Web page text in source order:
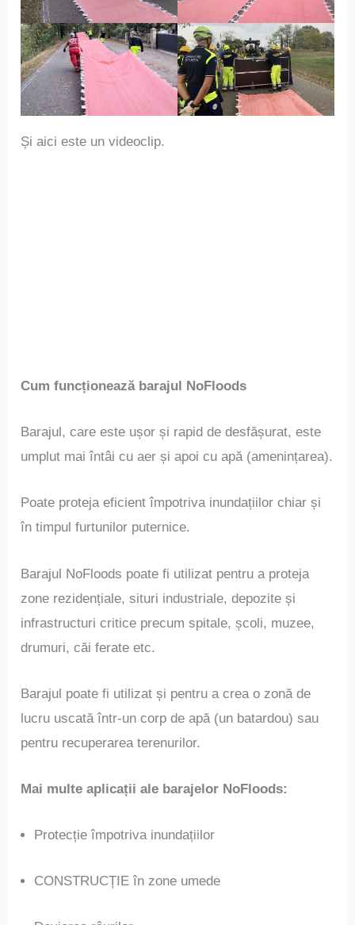
Și aici este un videoclip.
Cum funcționează barajul NoFloods
Barajul, care este ușor și rapid de desfășurat, este
umplut mai întâi cu aer și apoi cu apă (amenințarea).
Poate proteja eficient împotriva inundațiilor chiar și
în timpul furtunilor puternice.
Barajul NoFloods poate fi utilizat pentru a proteja
zone rezidențiale, situri industriale, depozite și
infrastructuri critice precum spitale, școli, muzee,
drumuri, căi ferate etc.
Barajul poate fi utilizat și pentru a crea o zonă de
lucru uscată într-un corp de apă (un batardou) sau
pentru recuperarea terenurilor.
Mai multe aplicații ale barajelor NoFloods:
Protecție împotriva inundațiilor
CONSTRUCȚIE în zone umede